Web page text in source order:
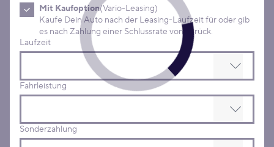
Mit Kaufoption(Vario-Leasing)
Kaufe Dein Auto nach der Leasing-Laufzeit für oder gib
es nach Zahlung einer Schlussrate von zurück.
Laufzeit
Fahrleistung
Sonderzahlung